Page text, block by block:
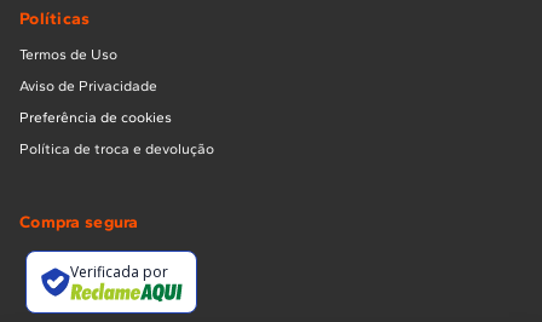
Políticas
Termos de Uso
Aviso de Privacidade
Preferência de cookies
Política de troca e devolução
Compra segura
Verificada por